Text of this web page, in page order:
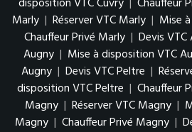
Marly | Réserver VTC Marly | Mise
Chauffeur Privé Marly | Devis VTC
Augny | Mise à disposition VTC
Augny | Devis VTC Peltre |
disposition VTC Peltre | Chauffeur
Magny | Réserver VTC Magny |
Magny | Chauffeur Privé Magny |